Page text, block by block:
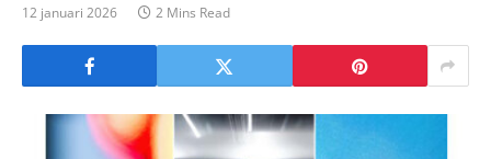
12 januari 2026 2 Mins Read